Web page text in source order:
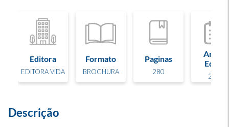
Editora
EDITORA VIDA
Formato
BROCHURA
Paginas
280
Ano de
Edição
2026
Descrição